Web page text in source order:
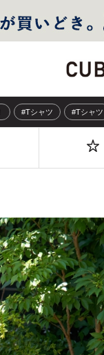
#Tシャツ #Tシャツ